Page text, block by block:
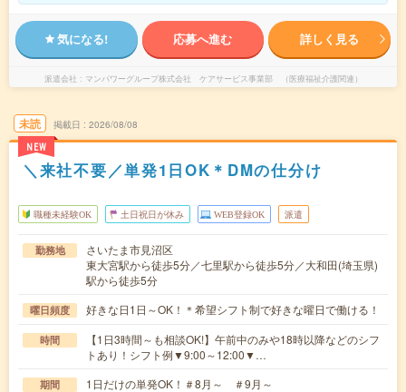
気になる! 応募へ進む 詳しく見る
派遣会社 マンパワーグループ株式会社 ケアサービス事業部 （医療福祉介護関連）
未読
NEW
掲載日 2026/08/08
＼来社不要／単発1日OK＊DMの仕分け
職種未経験OK 土日祝日が休み WEB登録OK 派遣
勤務地
さいたま市見沼区
東大宮駅から徒歩5分／七里駅から徒歩5分／大和田(埼玉県)
駅から徒歩5分
曜日頻度 好きな日1日～OK！＊希望シフト制で好きな曜日で働ける！
時間
【1日3時間～も相談OK!】午前中のみや18時以降などのシフ
トあり！シフト例▼9:00～12:00▼…
期間 1日だけの単発OK！＃8月～ ＃9月～